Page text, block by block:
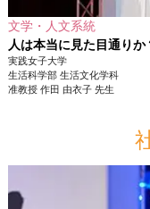
文学・人文系統
人は本当に見た目通り
実践女子大学
生活科学部 生活文化学科
准教授 作田 由衣子先生